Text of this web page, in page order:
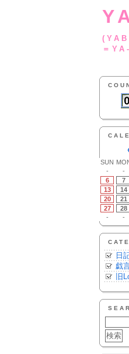
＝
SUN
-
-
6
7
13
14
20
21
27
28
-
-
日
戯
旧